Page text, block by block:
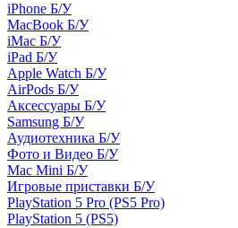
iPhone Б/У
MacBook Б/У
iMac Б/У
iPad Б/У
Apple Watch Б/У
AirPods Б/У
Аксессуары Б/У
Samsung Б/У
Аудиотехника Б/У
Фото и Видео Б/У
Mac Mini Б/У
Игровые приставки Б/У
PlayStation 5 Pro (PS5 Pro)
PlayStation 5 (PS5)